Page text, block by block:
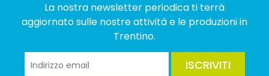
La nostra newsletter periodica ti terrà
aggiornato sulle nostre attività e le produzioni in
Trentino.
ISCRIVITI